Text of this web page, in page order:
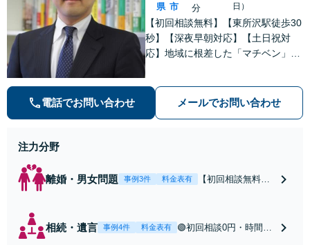
県 市
分
日）
【初回相談無料】【東所沢駅徒歩30
秒】【深夜早朝対応】【土日祝対
応】地域に根差した「マチベン」と
て出張相談も承ります。リーズナブ
ルな料金体系をご提供しています。
電話でお問い合わせ メールでお問い合わせ
注力分野
離婚・男女問題 事例3件 料金表有
【初回相談無料】
応】中高年離婚／
相続・遺言 事例4件 料金表有
🟢初回相談0円・時間無